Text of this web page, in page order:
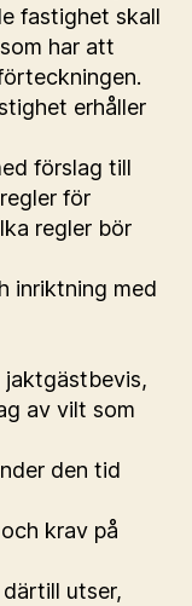
fastighet skall
har att
erhåller
förslag till
för
regler bör
inriktning med
av vilt som
den tid
krav på
utser,